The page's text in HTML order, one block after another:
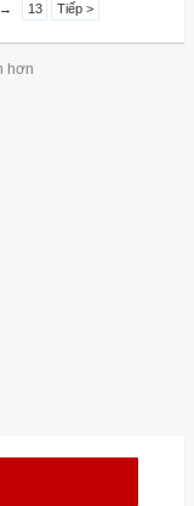
→
13 Tiếp >
hơn